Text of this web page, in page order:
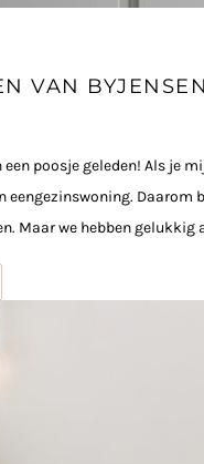
VAN BYJENSEN
een poosje geleden! Als je
eengezinswoning.
Maar we hebben gelukkig